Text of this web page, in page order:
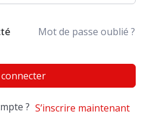
Mot de passe oublié ?
connecter
? S’inscrire maintenant